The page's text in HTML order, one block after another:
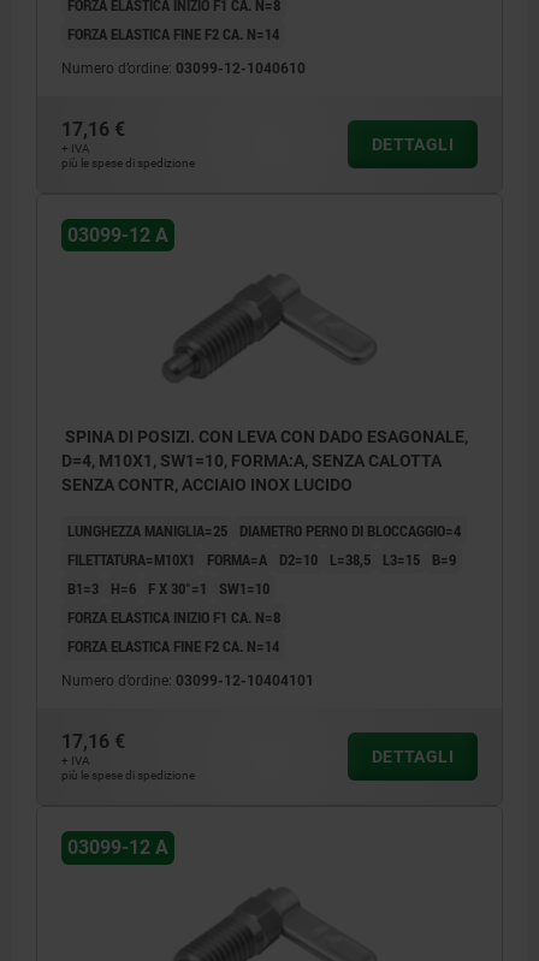
FORZA ELASTICA INIZIO F1 CA. N=8
FORZA ELASTICA FINE F2 CA. N=14
Numero d’ordine: 03099-12-1040610
17,16 €
+ IVA
più le spese di spedizione
DETTAGLI
03099-12 A
SPINA DI POSIZI. CON LEVA CON DADO ESAGONALE,
D=4, M10X1, SW1=10, FORMA:A, SENZA CALOTTA
SENZA CONTR, ACCIAIO INOX LUCIDO
LUNGHEZZA MANIGLIA=25
DIAMETRO PERNO DI BLOCCAGGIO=4
FILETTATURA=M10X1
FORMA=A D2=10 L=38,5 L3=15
B=9
B1=3
H=6 F X 30°=1
SW1=10
FORZA ELASTICA INIZIO F1 CA. N=8
FORZA ELASTICA FINE F2 CA. N=14
Numero d’ordine: 03099-12-10404101
17,16 €
+ IVA
più le spese di spedizione
DETTAGLI
03099-12 A